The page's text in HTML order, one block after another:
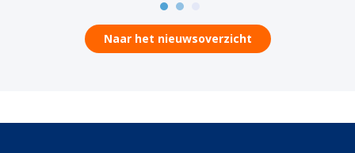
Naar het nieuwsoverzicht